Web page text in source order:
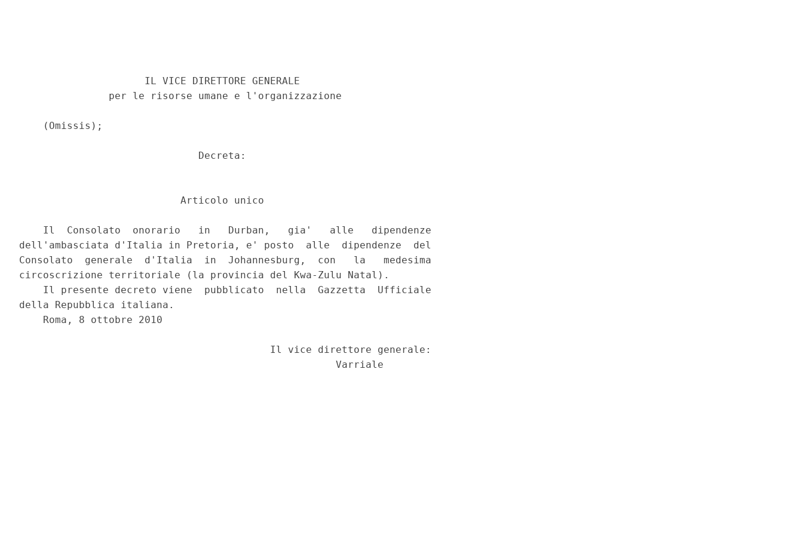
                     IL VICE DIRETTORE GENERALE
               per le risorse umane e l'organizzazione
    (Omissis);
                              Decreta:
                           Articolo unico
    Il  Consolato  onorario   in   Durban,   gia'   alle   dipendenze
dell'ambasciata d'Italia in Pretoria, e' posto  alle  dipendenze  del
Consolato  generale  d'Italia  in  Johannesburg,  con   la   medesima
circoscrizione territoriale (la provincia del Kwa-Zulu Natal).
    Il presente decreto viene  pubblicato  nella  Gazzetta  Ufficiale
della Repubblica italiana.
    Roma, 8 ottobre 2010
                                          Il vice direttore generale: